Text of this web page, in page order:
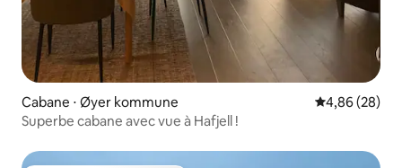
Cabane ⋅ Øyer kommune Évaluation
4,86 (28)
Superbe cabane avec vue à Hafjell !